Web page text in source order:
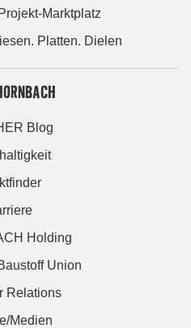
Marktplatz
Platten. Dielen
Blog
Holding
Union
Relations
Medien